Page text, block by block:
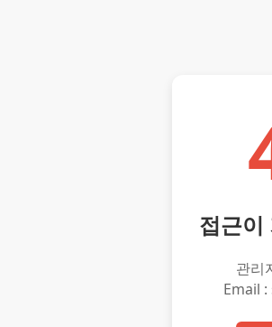
접근이
관리
Email